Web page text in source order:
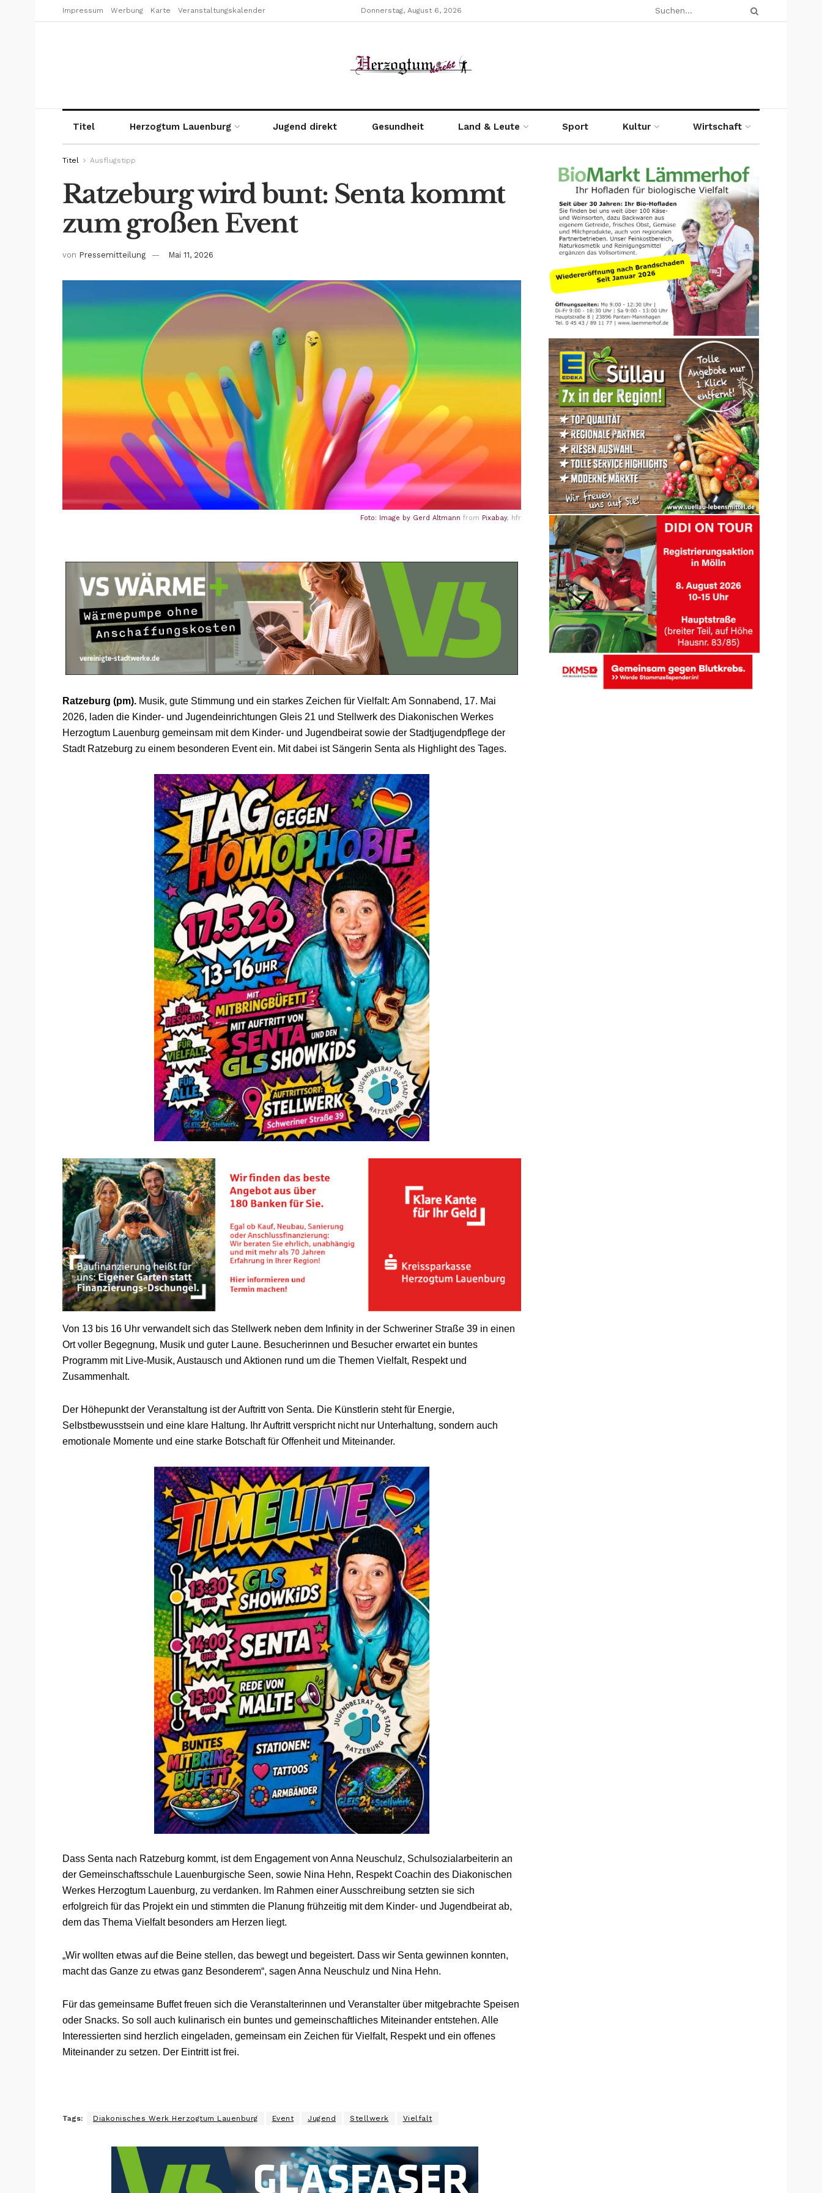
Impressum Werbung Karte Veranstaltungskalender Donnerstag, August 6, 2026
Titel Herzogtum Lauenburg Jugend direkt Gesundheit Land & Leute Sport Kultur Wirtschaft
Titel Ausflugstipp
Ratzeburg wird bunt: Senta kommt
zum großen Event
von Pressemitteilung Mai 11, 2026
Foto: Image by Gerd Altmann from Pixabay, hfr
Ratzeburg (pm). Musik, gute Stimmung und ein starkes Zeichen für Vielfalt: Am Sonnabend, 17. Mai
2026, laden die Kinder- und Jugendeinrichtungen Gleis 21 und Stellwerk des Diakonischen Werkes
Herzogtum Lauenburg gemeinsam mit dem Kinder- und Jugendbeirat sowie der Stadtjugendpflege der
Stadt Ratzeburg zu einem besonderen Event ein. Mit dabei ist Sängerin Senta als Highlight des Tages.
Von 13 bis 16 Uhr verwandelt sich das Stellwerk neben dem Infinity in der Schweriner Straße 39 in einen
Ort voller Begegnung, Musik und guter Laune. Besucherinnen und Besucher erwartet ein buntes
Programm mit Live-Musik, Austausch und Aktionen rund um die Themen Vielfalt, Respekt und
Zusammenhalt.
Der Höhepunkt der Veranstaltung ist der Auftritt von Senta. Die Künstlerin steht für Energie,
Selbstbewusstsein und eine klare Haltung. Ihr Auftritt verspricht nicht nur Unterhaltung, sondern auch
emotionale Momente und eine starke Botschaft für Offenheit und Miteinander.
Dass Senta nach Ratzeburg kommt, ist dem Engagement von Anna Neuschulz, Schulsozialarbeiterin an
der Gemeinschaftsschule Lauenburgische Seen, sowie Nina Hehn, Respekt Coachin des Diakonischen
Werkes Herzogtum Lauenburg, zu verdanken. Im Rahmen einer Ausschreibung setzten sie sich
erfolgreich für das Projekt ein und stimmten die Planung frühzeitig mit dem Kinder- und Jugendbeirat ab,
dem das Thema Vielfalt besonders am Herzen liegt.
„Wir wollten etwas auf die Beine stellen, das bewegt und begeistert. Dass wir Senta gewinnen konnten,
macht das Ganze zu etwas ganz Besonderem“, sagen Anna Neuschulz und Nina Hehn.
Für das gemeinsame Buffet freuen sich die Veranstalterinnen und Veranstalter über mitgebrachte Speisen
oder Snacks. So soll auch kulinarisch ein buntes und gemeinschaftliches Miteinander entstehen. Alle
Interessierten sind herzlich eingeladen, gemeinsam ein Zeichen für Vielfalt, Respekt und ein offenes
Miteinander zu setzen. Der Eintritt ist frei.
Tags: Diakonisches Werk Herzogtum Lauenburg Event Jugend Stellwerk Vielfalt